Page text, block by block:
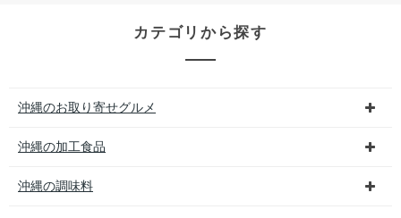
カテゴリから探す
沖縄のお取り寄せグルメ
沖縄の加工食品
沖縄の調味料